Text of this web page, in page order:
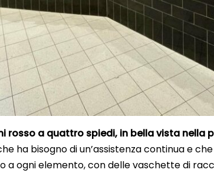
rosso a quattro spiedi, in bella vista nella
ha bisogno di un’assistenza continua e
ogni elemento, con delle vaschette di